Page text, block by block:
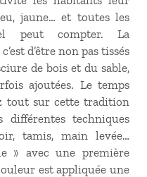
jaune… et toutes les
peut compter. La
d’être non pas tissés
de bois et du sable,
ajoutées. Le temps
tout sur cette tradition
différentes techniques
tamis, main levée…
» avec une première
est appliquée une